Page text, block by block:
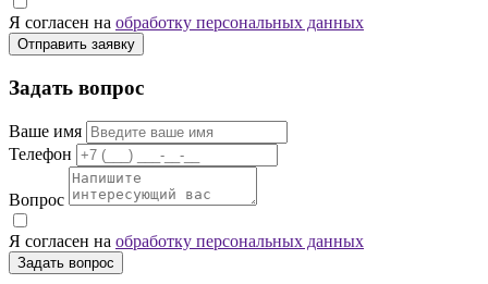
Я согласен на обработку персональных данных
Отправить заявку
Задать вопрос
Ваше имя
Телефон
Вопрос
Я согласен на обработку персональных данных
Задать вопрос